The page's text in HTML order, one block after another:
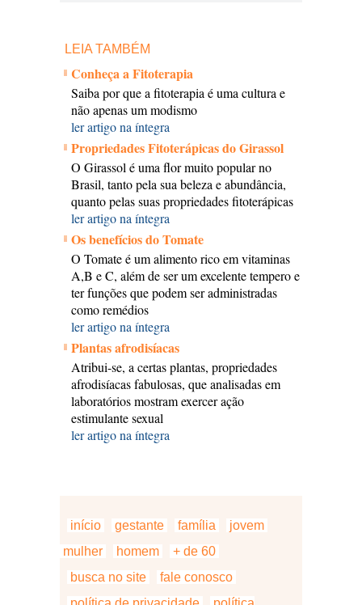
LEIA TAMBÉM
Conheça a Fitoterapia
Saiba por que a fitoterapia é uma cultura e
não apenas um modismo
ler artigo na íntegra
Propriedades Fitoterápicas do Girassol
O Girassol é uma flor muito popular no
Brasil, tanto pela sua beleza e abundância,
quanto pelas suas propriedades fitoterápicas
ler artigo na íntegra
Os benefícios do Tomate
O Tomate é um alimento rico em vitaminas
A,B e C, além de ser um excelente tempero e
ter funções que podem ser administradas
como remédios
ler artigo na íntegra
Plantas afrodisíacas
Atribui-se, a certas plantas, propriedades
afrodisíacas fabulosas, que analisadas em
laboratórios mostram exercer ação
estimulante sexual
ler artigo na íntegra
início gestante família
jovem
mulher
homem
+ de 60
busca no site
fale conosco